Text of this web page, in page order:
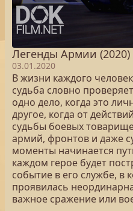
Легенды Армии (2020)
03.01.2020
В жизни каждого
судьба словно
одно дело, когда это
другое, когда от
судьбы боевых
армий, фронтов и даже
моменты начинается
каждом герое будет
событие в его службе, в
проявилась
важное сражение или